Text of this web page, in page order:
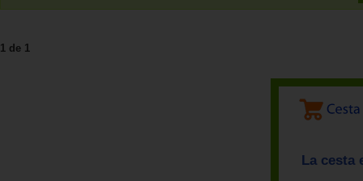
1 de 1
La cesta